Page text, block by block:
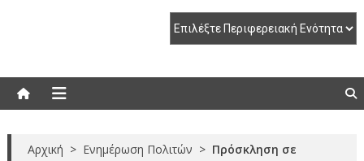
Αρχική > Ενημέρωση Πολιτών > Πρόσκληση σε